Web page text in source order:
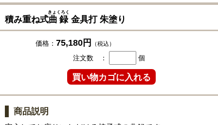
積み重ね式曲録
きょくろく
金具打 朱塗り
価格： 75,180円 （税込）
注文数 ： 個
商品説明